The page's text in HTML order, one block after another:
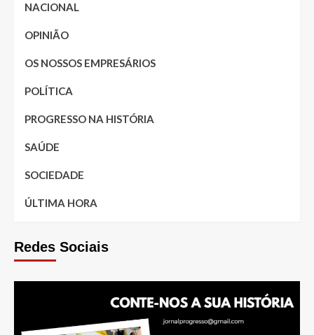
NACIONAL
OPINIÃO
OS NOSSOS EMPRESÁRIOS
POLÍTICA
PROGRESSO NA HISTÓRIA
SAÚDE
SOCIEDADE
ÚLTIMA HORA
Redes Sociais